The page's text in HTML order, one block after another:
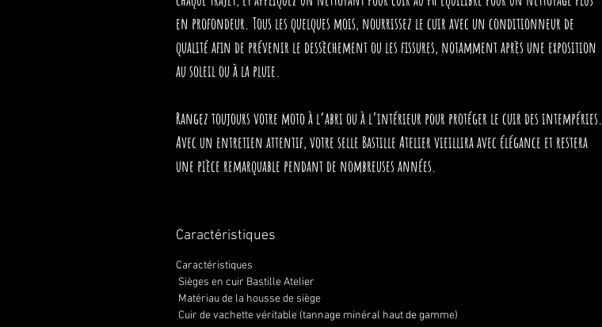
en profondeur. Tous les quelques mois, nourrissez le cuir avec un conditionneur de
qualitéafin de prévenir le dessèchement ou les fissures, notamment après une exposition
au soleil ou à la pluie.
Rangez toujours votre moto à l’abri ou à l’intérieur pour protéger le cuir des intempéries.
Avec un entretien attentif, votre selle Bastille Atelier vieillira avec élégance et restera
une pièce remarquable pendant de nombreuses années.
Caractéristiques
Caractéristiques
Sièges en cuir Bastille Atelier
Matériau de la housse de siège
Cuir de vachette véritable (tannage minéral haut de gamme)